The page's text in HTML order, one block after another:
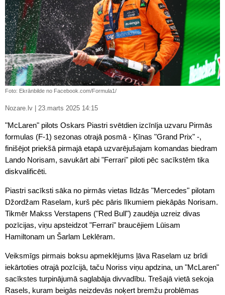
Foto: Ekrānbilde no Facebook.com/Formula1/
Nozare.lv | 23.marts 2025 14:15
"McLaren" pilots Oskars Piastri svētdien izcīnīja uzvaru Pirmās
formulas (F-1) sezonas otrajā posmā - Ķīnas "Grand Prix" -,
finišējot priekšā pirmajā etapā uzvarējušajam komandas biedram
Lando Norisam, savukārt abi "Ferrari" piloti pēc sacīkstēm tika
diskvalificēti.
Piastri sacīksti sāka no pirmās vietas līdzās "Mercedes" pilotam
Džordžam Raselam, kurš pēc pāris līkumiem piekāpās Norisam.
Tikmēr Makss Verstapens ("Red Bull") zaudēja uzreiz divas
pozīcijas, viņu apsteidzot "Ferrari" braucējiem Lūisam
Hamiltonam un Šarlam Leklēram.
Veiksmīgs pirmais boksu apmeklējums ļāva Raselam uz brīdi
iekārtoties otrajā pozīcijā, taču Noriss viņu apdzina, un "McLaren"
sacīkstes turpinājumā saglabāja divvadību. Trešajā vietā sekoja
Rasels, kuram beigās neizdevās noķert bremžu problēmas